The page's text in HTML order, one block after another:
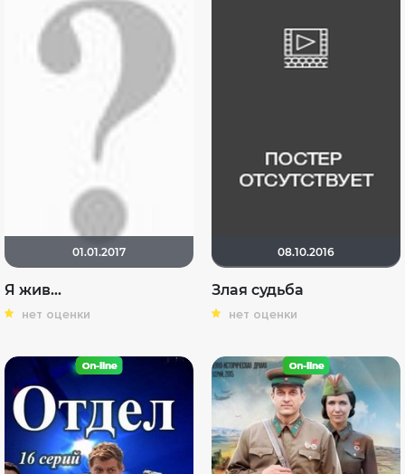
01.01.2017
Я жив...
нет оценки
08.10.2016
Злая судьба
нет оценки